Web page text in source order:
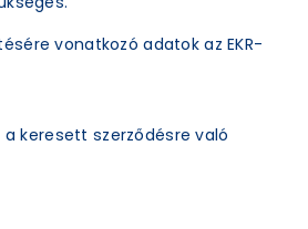
vonatkozó adatok az EKR-
keresett szerződésre való